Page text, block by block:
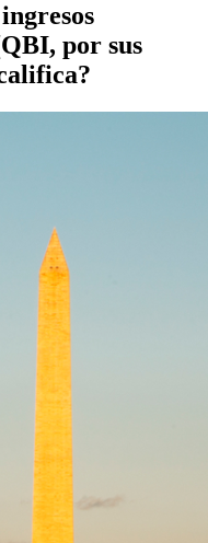
por sus